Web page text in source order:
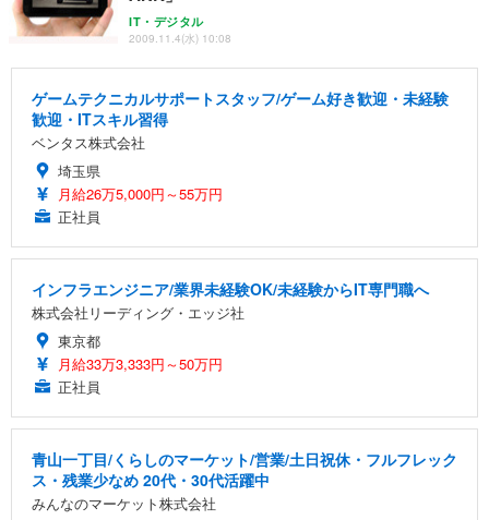
IT・デジタル
2009.11.4(水) 10:08
ゲームテクニカルサポートスタッフ/ゲーム好き歓迎・未経験
歓迎・ITスキル習得
ベンタス株式会社
埼玉県
月給26万5,000円～55万円
正社員
インフラエンジニア/業界未経験OK/未経験からIT専門職へ
株式会社リーディング・エッジ社
東京都
月給33万3,333円～50万円
正社員
青山一丁目/くらしのマーケット/営業/土日祝休・フルフレック
ス・残業少なめ 20代・30代活躍中
みんなのマーケット株式会社